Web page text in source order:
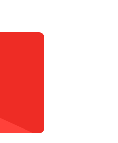
+420 222 310 399